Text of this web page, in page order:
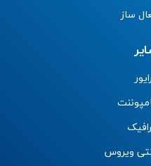
ساز
ویروس